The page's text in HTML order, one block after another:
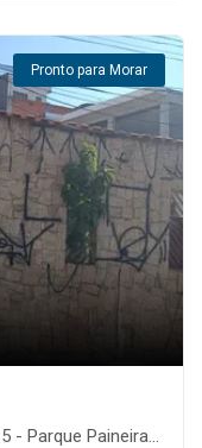
Pronto para Morar
São Paulo-SP